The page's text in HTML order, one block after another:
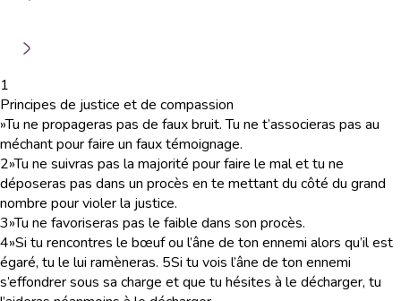
1
Principes de justice et de compassion
»Tu ne propageras pas de faux bruit. Tu ne t’associeras pas au
méchant pour faire un faux témoignage.
2»Tu ne suivras pas la majorité pour faire le mal et tu ne
déposeras pas dans un procès en te mettant du côté du grand
nombre pour violer la justice.
3»Tu ne favoriseras pas le faible dans son procès.
4»Si tu rencontres le bœuf ou l’âne de ton ennemi alors qu’il est
égaré, tu le lui ramèneras. 5Si tu vois l’âne de ton ennemi
s’effondrer sous sa charge et que tu hésites à le décharger, tu